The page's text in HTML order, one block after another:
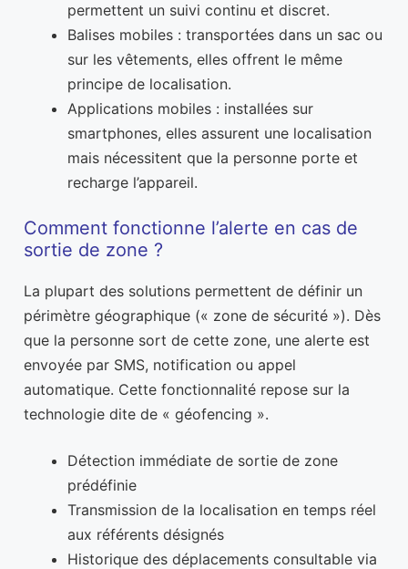
permettent un suivi continu et discret.
Balises mobiles : transportées dans un sac ou
sur les vêtements, elles offrent le même
principe de localisation.
Applications mobiles : installées sur
smartphones, elles assurent une localisation
mais nécessitent que la personne porte et
recharge l’appareil.
Comment fonctionne l’alerte en cas de
sortie de zone ?
La plupart des solutions permettent de définir un
périmètre géographique (« zone de sécurité »). Dès
que la personne sort de cette zone, une alerte est
envoyée par SMS, notification ou appel
automatique. Cette fonctionnalité repose sur la
technologie dite de « géofencing ».
Détection immédiate de sortie de zone
prédéfinie
Transmission de la localisation en temps réel
aux référents désignés
Historique des déplacements consultable via